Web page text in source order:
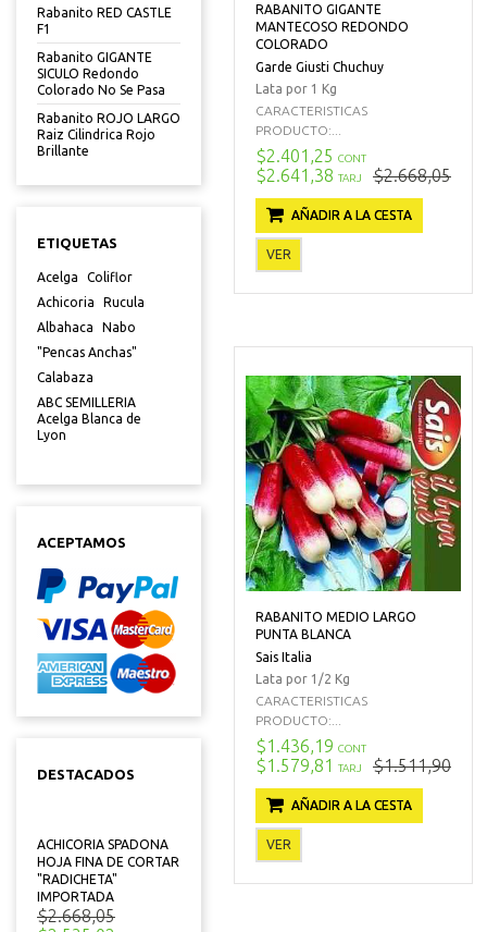
Rabanito RED CASTLE
F1
Rabanito GIGANTE
SICULO Redondo
Colorado No Se Pasa
Rabanito ROJO LARGO
Raiz Cilindrica Rojo
Brillante
ETIQUETAS
Acelga
Coliflor
Achicoria
Rucula
Albahaca
Nabo
"Pencas Anchas"
Calabaza
ABC SEMILLERIA
Acelga Blanca de
Lyon
ACEPTAMOS
DESTACADOS
ACHICORIA SPADONA
HOJA FINA DE CORTAR
"RADICHETA"
IMPORTADA
$2.668,05
RABANITO GIGANTE
MANTECOSO REDONDO
COLORADO
Garde Giusti Chuchuy
Lata por 1 Kg
CARACTERISTICAS
PRODUCTO:...
$2.401,25 CONT
$2.641,38 TARJ $2.668,05
AÑADIR A LA CESTA
VER
RABANITO MEDIO LARGO
PUNTA BLANCA
Sais Italia
Lata por 1/2 Kg
CARACTERISTICAS
PRODUCTO:...
$1.436,19 CONT
$1.579,81 TARJ $1.511,90
AÑADIR A LA CESTA
VER